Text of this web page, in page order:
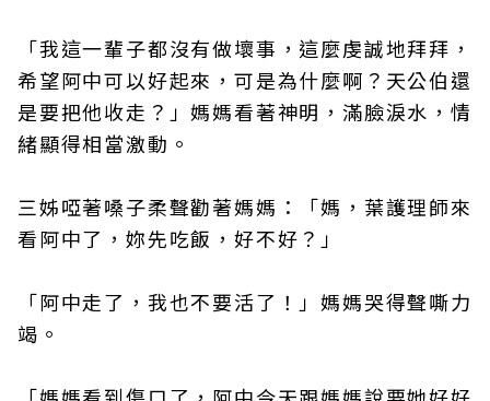
「我這一輩子都沒有做壞事，這麼虔誠地拜拜，
希望阿中可以好起來，可是為什麼啊？天公伯還
是要把他收走？」媽媽看著神明，滿臉淚水，情
緒顯得相當激動。
三姊啞著嗓子柔聲勸著媽媽：「媽，葉護理師來
看阿中了，妳先吃飯，好不好？」
「阿中走了，我也不要活了！」媽媽哭得聲嘶力
竭。